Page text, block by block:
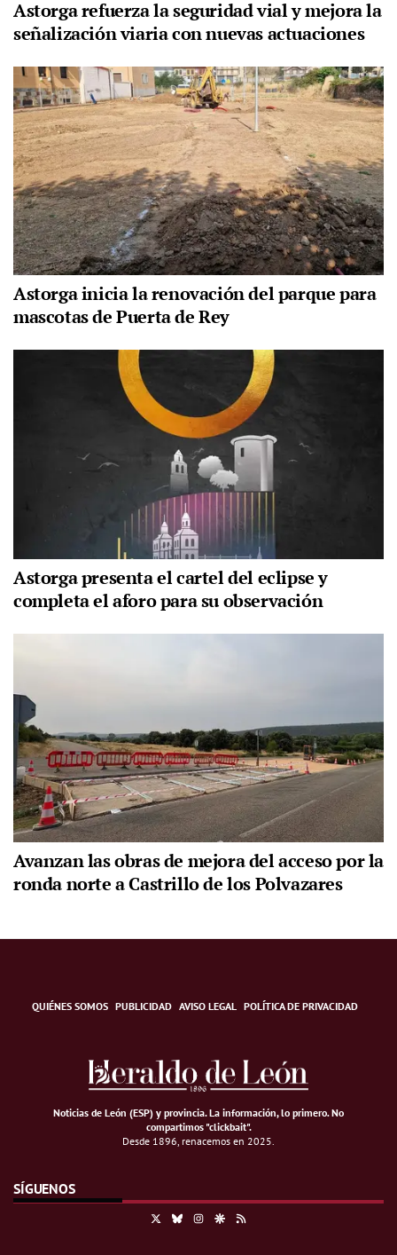
Astorga refuerza la seguridad vial y mejora la
señalización viaria con nuevas actuaciones
Astorga inicia la renovación del parque para
mascotas de Puerta de Rey
Astorga presenta el cartel del eclipse y
completa el aforo para su observación
Avanzan las obras de mejora del acceso por la
ronda norte a Castrillo de los Polvazares
QUIÉNES SOMOS PUBLICIDAD AVISO LEGAL POLÍTICA DE PRIVACIDAD
Noticias de León (ESP) y provincia. La información, lo primero.No
compartimos "clickbait".
Desde 1896, renacemos en 2025.
SÍGUENOS
BlueskyInstagramGoogle Discover